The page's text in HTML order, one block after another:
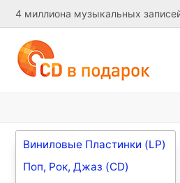
4 миллиона музыкальных
Виниловые Пластинки (LP)
Поп, Рок, Джаз (CD)